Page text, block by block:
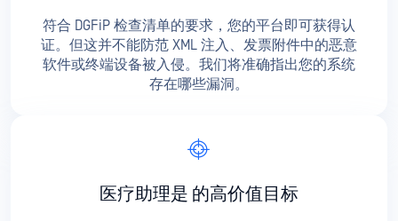
符合 DGFiP 检查清单的要求，您的平台即可获得认
证。但这并不能防范 XML 注入、发票附件中的恶意
软件或终端设备被入侵。我们将准确指出您的系统
存在哪些漏洞。
医疗助理是 的高价值目标